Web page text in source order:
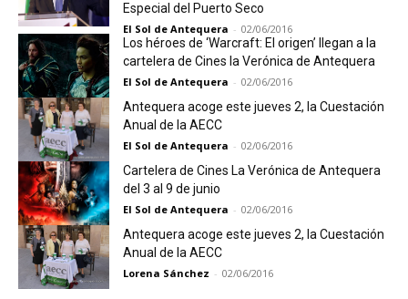
Especial del Puerto Seco
El Sol de Antequera - 02/06/2016
Los héroes de ‘Warcraft: El origen’ llegan a la
cartelera de Cines la Verónica de Antequera
El Sol de Antequera - 02/06/2016
Antequera acoge este jueves 2, la Cuestación
Anual de la AECC
El Sol de Antequera - 02/06/2016
Cartelera de Cines La Verónica de Antequera
del 3 al 9 de junio
El Sol de Antequera - 02/06/2016
Antequera acoge este jueves 2, la Cuestación
Anual de la AECC
Lorena Sánchez - 02/06/2016